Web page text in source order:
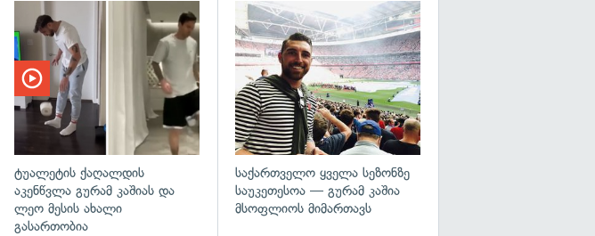
ტუალეტის ქაღალდის
აკენწვლა გურამ კაშიას და
ლეო მესის ახალი
გასართობია
საქართველო ყველა სეზონზე
საუკეთესოა — გურამ კაშია
მსოფლიოს მიმართავს